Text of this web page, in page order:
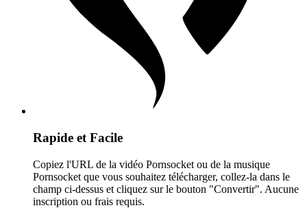
Rapide et Facile
Copiez l'URL de la vidéo Pornsocket ou de la musique
Pornsocket que vous souhaitez télécharger, collez-la dans le
champ ci-dessus et cliquez sur le bouton "Convertir". Aucune
inscription ou frais requis.